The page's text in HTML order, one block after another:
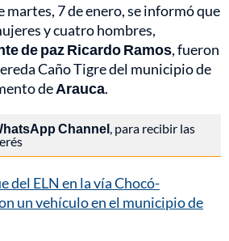
martes, 7 de enero, se informó que
y cuatro hombres,
de paz Ricardo Ramos, fueron
Caño Tigre del municipio de
deArauca.
Channel , para recibir las
del ELN en la vía Chocó-
un vehículo en el municipio de